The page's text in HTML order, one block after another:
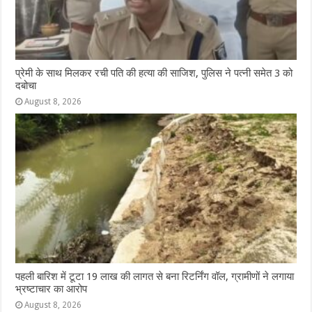
प्रेमी के साथ मिलकर रची पति की हत्या की साजिश, पुलिस ने पत्नी समेत 3 को
दबोचा
August 8, 2026
पहली बारिश में टूटा 19 लाख की लागत से बना रिटर्निंग वॉल, ग्रामीणों ने लगाया
भ्रष्टाचार का आरोप
August 8, 2026